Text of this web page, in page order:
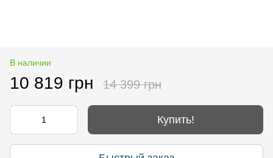
В наличии
10 819 грн 14 399 грн
Купить!